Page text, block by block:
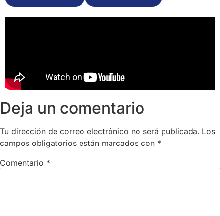
Deja un comentario
Tu dirección de correo electrónico no será publicada. Los
campos obligatorios están marcados con *
Comentario *